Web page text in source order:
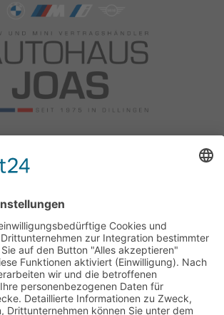
Am Reitweg 10
89407 Dillingen
Tel: +49 9071 5885 0
Fax: 09071 5885 50
Email:info@bmw-joas.de